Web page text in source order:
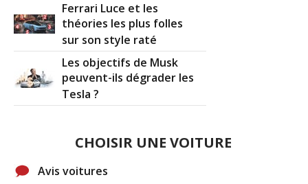
Ferrari Luce et les
théories les plus folles
sur son style raté
Les objectifs de Musk
peuvent-ils dégrader les
Tesla ?
CHOISIR UNE VOITURE
Avis voitures